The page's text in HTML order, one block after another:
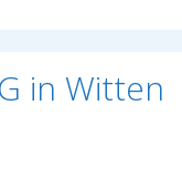
in Witten